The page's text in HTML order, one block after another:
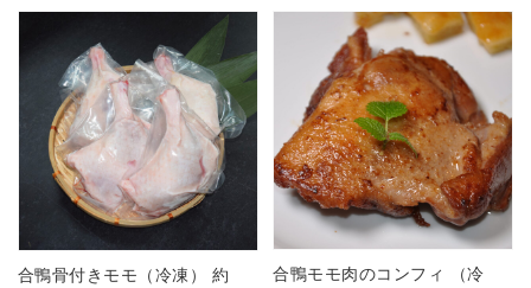
合鴨骨付きモモ（冷凍） 約
合鴨モモ肉のコンフィ （冷